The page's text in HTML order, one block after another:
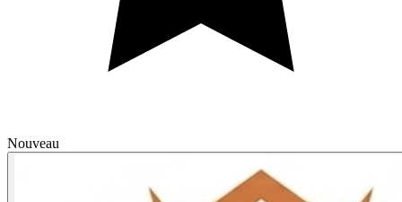
Nouveau